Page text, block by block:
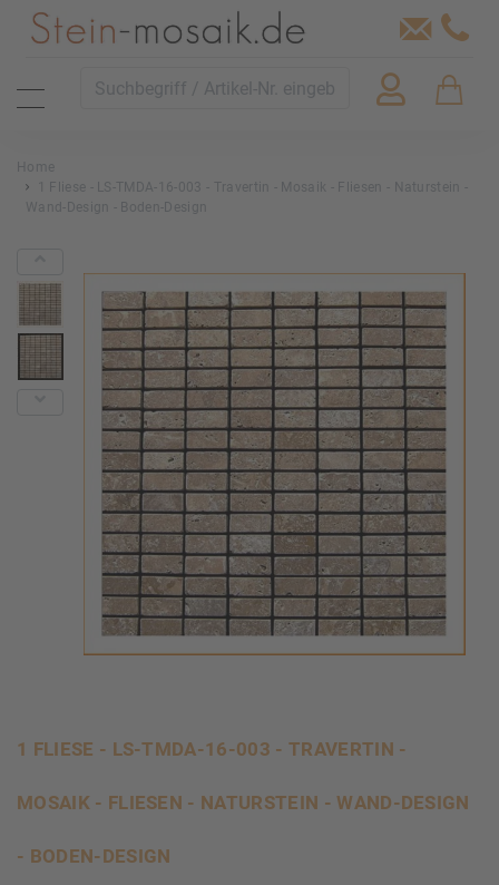
Home
1 Fliese - LS-TMDA-16-003 - Travertin - Mosaik - Fliesen - Naturstein -
Wand-Design - Boden-Design
1 FLIESE - LS-TMDA-16-003 - TRAVERTIN -
MOSAIK - FLIESEN - NATURSTEIN - WAND-DESIGN
- BODEN-DESIGN